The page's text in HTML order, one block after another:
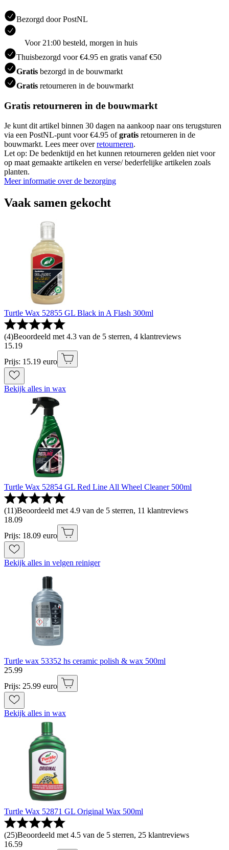
Bezorgd door PostNL
Voor 21:00 besteld, morgen in huis
Thuisbezorgd voor €4.95 en gratis vanaf €50
Gratis bezorgd in de bouwmarkt
Gratis retourneren in de bouwmarkt
Gratis retourneren in de bouwmarkt
Je kunt dit artikel binnen 30 dagen na aankoop naar ons terugsturen
via een PostNL-punt voor €4.95 ofgratis retourneren in de
bouwmarkt. Lees meer overretourneren.
Let op: De bedenktijd en het kunnen retourneren gelden niet voor
op maat gemaakte artikelen en verse/ bederfelijke artikelen zoals
planten.
Meer informatie over de bezorging
Vaak samen gekocht
Turtle Wax 52855 GL Black in A Flash 300ml
(4)Beoordeeld met 4.3 van de 5 sterren, 4 klantreviews
15.19
Prijs: 15.19 euro
Bekijk alles in wax
Turtle Wax 52854 GL Red Line All Wheel Cleaner 500ml
(11)Beoordeeld met 4.9 van de 5 sterren, 11 klantreviews
18.09
Prijs: 18.09 euro
Bekijk alles in velgen reiniger
Turtle wax 53352 hs ceramic polish & wax 500ml
25.99
Prijs: 25.99 euro
Bekijk alles in wax
Turtle Wax 52871 GL Original Wax 500ml
(25)Beoordeeld met 4.5 van de 5 sterren, 25 klantreviews
16.59